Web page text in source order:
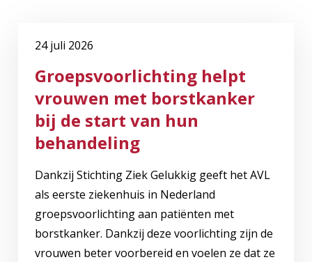
24 juli 2026
Groepsvoorlichting helpt
vrouwen met borstkanker
bij de start van hun
behandeling
Dankzij Stichting Ziek Gelukkig geeft het AVL
als eerste ziekenhuis in Nederland
groepsvoorlichting aan patiënten met
borstkanker. Dankzij deze voorlichting zijn de
vrouwen beter voorbereid en voelen ze dat ze